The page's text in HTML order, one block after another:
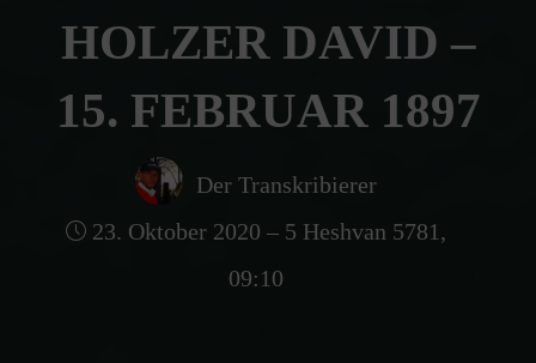
HOLZER DAVID –
15. FEBRUAR 1897
Der Transkribierer
23. Oktober 2020 – 5 Heshvan 5781,
09:10